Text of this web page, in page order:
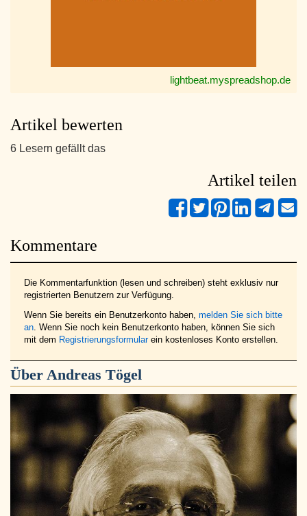
lightbeat.myspreadshop.de
Artikel bewerten
6 Lesern gefällt das
Artikel teilen
Kommentare
Die Kommentarfunktion (lesen und schreiben) steht exklusiv nur
registrierten Benutzern zur Verfügung.
Wenn Sie bereits ein Benutzerkonto haben, melden Sie sich bitte
an . Wenn Sie noch kein Benutzerkonto haben, können Sie sich
mit dem Registrierungsformularein kostenloses Konto erstellen.
Über Andreas Tögel